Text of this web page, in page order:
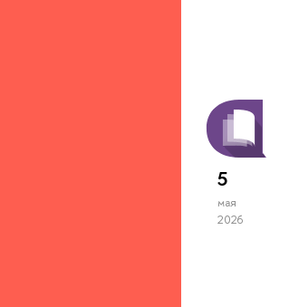
5
мая
2026